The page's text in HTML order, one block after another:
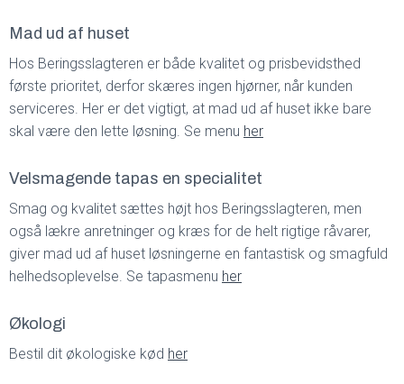
Mad ud af huset
Hos Beringsslagteren er både kvalitet og prisbevidsthed
første prioritet, derfor skæres ingen hjørner, når kunden
serviceres. Her er det vigtigt, at mad ud af huset ikke bare
skal være den lette løsning. Se menu her
Velsmagende tapas en specialitet
Smag og kvalitet sættes højt hos Beringsslagteren, men
også lækre anretninger og kræs for de helt rigtige råvarer,
giver mad ud af huset løsningerne en fantastisk og smagfuld
helhedsoplevelse. Se tapasmenu her
Økologi
Bestil dit økologiske kød her